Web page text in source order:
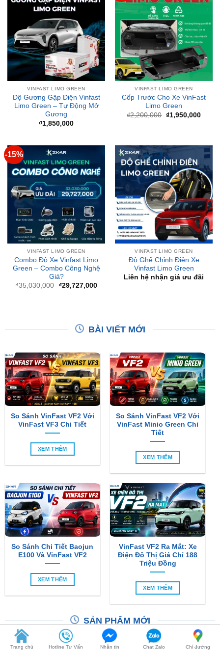
VINFAST LIMO GREEN
Độ Gương Gập Điện Vinfast
Limo Green – Tự Động Mở
Gương
₫1,850,000
VINFAST LIMO GREEN
Cốp Trước Cho Xe VinFast
Limo Green
2,200,000 Giá
gốc
là:
₫2,200,000.
₫1,950,000
hiện
tại
VINFAST LIMO GREEN
Combo Độ Xe Vinfast Limo
Green – Combo Công Nghệ
Giá?
₫35,030,000 Giá
gốc
là:
₫35,030,000.
₫29,727,000Giá
hiện
tại
₫29,727,000.
VINFAST LIMO GREEN
Độ Ghế Chỉnh Điện Xe
Vinfast Limo Green
Liên hệ nhận giá ưu đãi
So Sánh VinFast VF2 Với
VinFast VF3 Chi Tiết
XEM THÊM
So Sánh VinFast VF2 Với
VinFast Minio Green Chi
Tiết
XEM THÊM
So Sánh Chi Tiết Baojun
E100 Và VinFast VF2
XEM THÊM
VinFast VF2 Ra Mắt: Xe
Điện Đô Thị Giá Chỉ 188
Triệu Đồng
XEM THÊM
SẢN PHẨM MỚI
-6%
Trang chủ Hotline Tư Vấn Nhắn tin Chat Zalo Chỉ đường